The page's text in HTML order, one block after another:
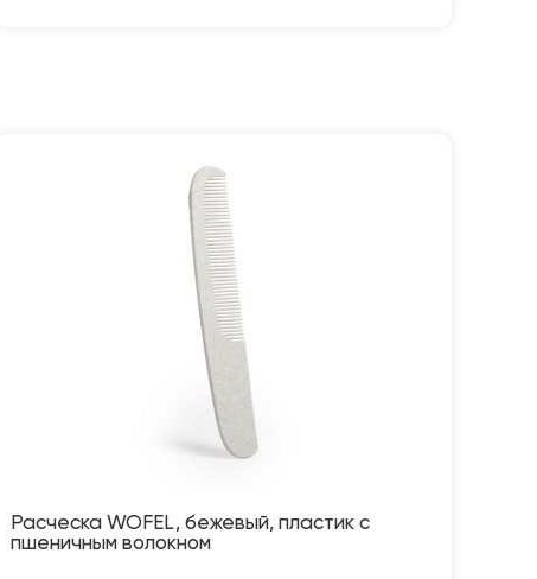
Расческа WOFEL, бежевый, пластик с
пшеничным волокном